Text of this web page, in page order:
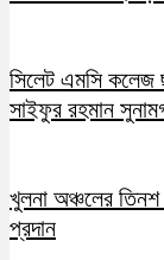
সিলেট এমসি কলেজ
সাইফুর রহমান
খুলনা অঞ্চলের
প্রদান